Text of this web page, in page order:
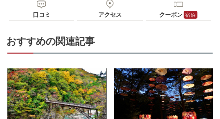
※ 掲載情報は変更になる場合があります。最新の内容はご利用前にご自身でお
問合せください。
自身でお問合せください。
口コミ アクセス クーポン 宿泊
おすすめの関連記事